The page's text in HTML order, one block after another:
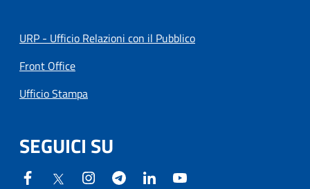
URP - Ufficio Relazioni con il Pubblico
Front Office
Ufficio Stampa
SEGUICI SU